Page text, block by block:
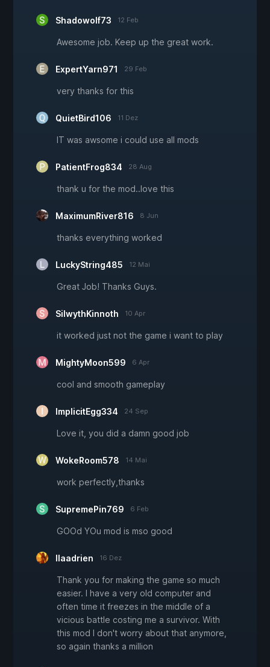
Shadowolf73 12 Feb
Awesome job. Keep up the great work.
ExpertYarn971 29 Feb
very thanks for this
QuietBird106 11 Dez
IT was awsome i could use all mods
PatientFrog834 28 Aug
thank u for the mod..love this
MaximumRiver816 8 Jun
thanks everything worked
LuckyString485 12 Mai
Great Job! Thanks Guys.
SilwythKinnoth 10 Apr
it worked just not the game i want to play
MightyMoon599 6 Apr
cool and smooth gameplay
ImplicitEgg334 24 Sep
Love it, you did a damn good job
WokeRoom578 14 Mai
work perfectly,thanks
SupremePin769 6 Feb
GOOd YOu mod is mso good
Ilaadrien 16 Dez
Thank you for making the game so much
easier. I have a very old computer and
often time it freezes in the middle of a
vicious battle costing me a survivor. With
this mod I don't worry about that anymore,
so again thanks a million